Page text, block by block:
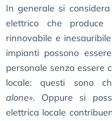
In generale si
elettrico che
rinnovabile e
impianti possono
personale senza essere
locale: questi sono
alone». Oppure si
elettrica locale